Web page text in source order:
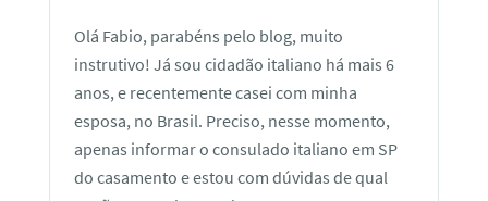
Olá Fabio, parabéns pelo blog, muito
instrutivo! Já sou cidadão italiano há mais 6
anos, e recentemente casei com minha
esposa, no Brasil. Preciso, nesse momento,
apenas informar o consulado italiano em SP
do casamento e estou com dúvidas de qual